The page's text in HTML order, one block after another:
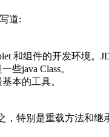
写道:
和组件的开发环境
些java Class。
本的工具。
特别是重载方法和